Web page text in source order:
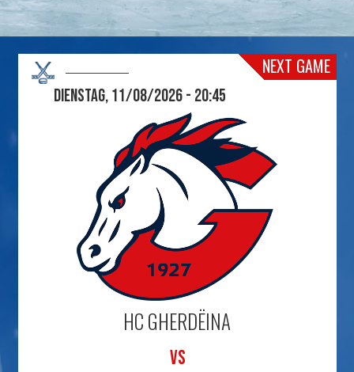
NEXT GAME
Dienstag, 11/08/2026 - 20:45
HC GHERDËINA
VS